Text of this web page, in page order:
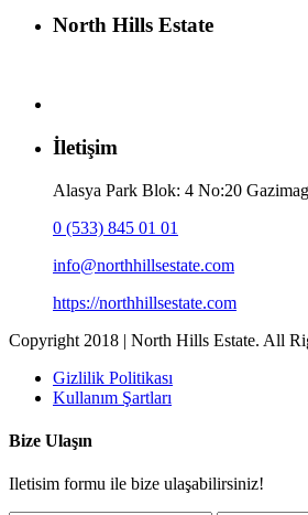
North Hills Estate
İletişim
Alasya Park Blok: 4 No:20
0 (533) 845 01 01
info@northhillsestate.com
https://northhillsestate.com
Copyright 2018 | North Hills Estate. All
Gizlilik Politikası
Kullanım Şartları
Bize Ulaşın
Iletisim formu ile bize ulaşabilirsiniz!